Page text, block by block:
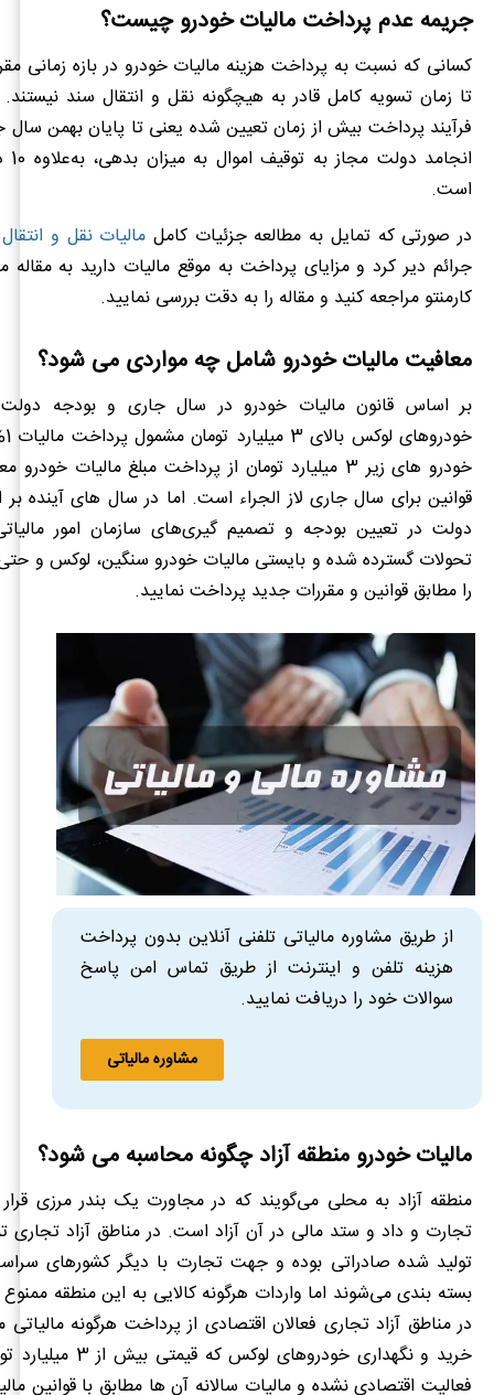
جریمه عدم پرداخت مالیات خودرو چیست؟
کسانی که نسبت به پرداخت هزینه مالیات خودرو در بازه زمانی
تا زمان تسویه کامل قادر به هیچگونه نقل و انتقال سند
فرآیند پرداخت بیش از زمان تعیین شده یعنی تا پایان بهمن
است.
در صورتی که تمایل به مطالعه جزئیات کامل مالیات نقل و
جرائم دیر کرد و مزایای پرداخت به موقع مالیات دارید به
کارمنتو مراجعه کنید و مقاله را به دقت بررسی نمایید.
معافیت مالیات خودرو شامل چه مواردی می شود؟
بر اساس قانون مالیات خودرو در سال جاری و بودجه دولت
خودرو های زیر 3 میلیارد تومان از پرداخت مبلغ مالیات
قوانین برای سال جاری لاز الجراء است. اما در سال های آینده
دولت در تعیین بودجه و تصمیم گیری‌های سازمان امور
تحولات گسترده شده و بایستی مالیات خودرو سنگین، لوکس و
را مطابق قوانین و مقررات جدید پرداخت نمایید.
از طریق مشاوره مالیاتی تلفنی آنلاین بدون پرداخت
هزینه تلفن و اینترنت از طریق تماس امن پاسخ
سوالات خود را دریافت نمایید.
مشاوره مالیاتی
مالیات خودرو منطقه آزاد چگونه محاسبه می شود؟
منطقه آزاد به محلی می‌گویند که در مجاورت یک بندر مرزی قرار
تجارت و داد و ستد مالی در آن آزاد است. در مناطق آزاد
تولید شده صادراتی بوده و جهت تجارت با دیگر کشورهای
بسته بندی می‌شوند اما واردات هرگونه کالایی به این منطقه
در مناطق آزاد تجاری فعالان اقتصادی از پرداخت هرگونه
خرید و نگهداری خودروهای
فعالیت اقتصادی نشده و مالیات سالانه آن ها مطابق با قوانین